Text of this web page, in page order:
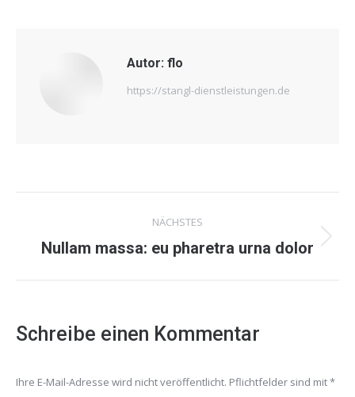
Autor: flo
https://stangl-dienstleistungen.de
Kommentarnavigation
NÄCHSTES
Nächster
Nullam massa: eu pharetra urna dolor
Schreibe einen Kommentar
Ihre E-Mail-Adresse wird nicht veröffentlicht. Pflichtfelder sind mit*